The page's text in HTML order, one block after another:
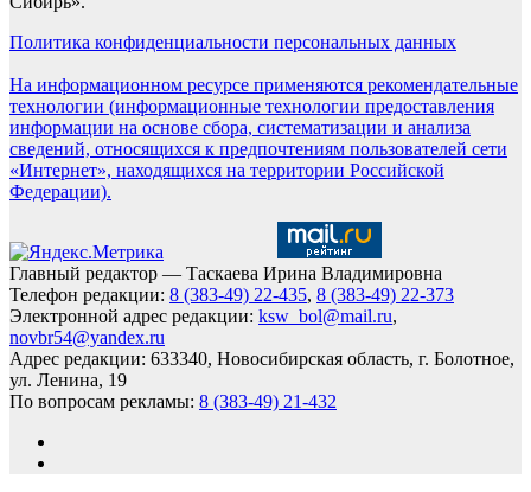
Политика конфиденциальности персональных данных
На информационном ресурсе применяются рекомендательные
технологии (информационные технологии предоставления
информации на основе сбора, систематизации и анализа
сведений, относящихся к предпочтениям пользователей сети
«Интернет», находящихся на территории Российской
Федерации).
Главный редактор — Таскаева Ирина Владимировна
Телефон редакции: 8 (383-49) 22-435, 8 (383-49) 22-373
Электронной адрес редакции: ksw_bol@mail.ru,
novbr54@yandex.ru
Адрес редакции: 633340, Новосибирская область, г. Болотное,
ул. Ленина, 19
По вопросам рекламы: 8 (383-49) 21-432